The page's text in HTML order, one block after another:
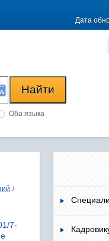
Дата
Оба языка
/
7-